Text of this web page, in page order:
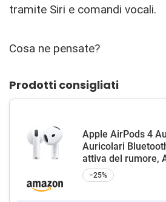
tramite Siri e comandi vocali.
Cosa ne pensate?
Prodotti consigliati
Apple AirPods 4
Auricolari
attiva del rumore,
−25%